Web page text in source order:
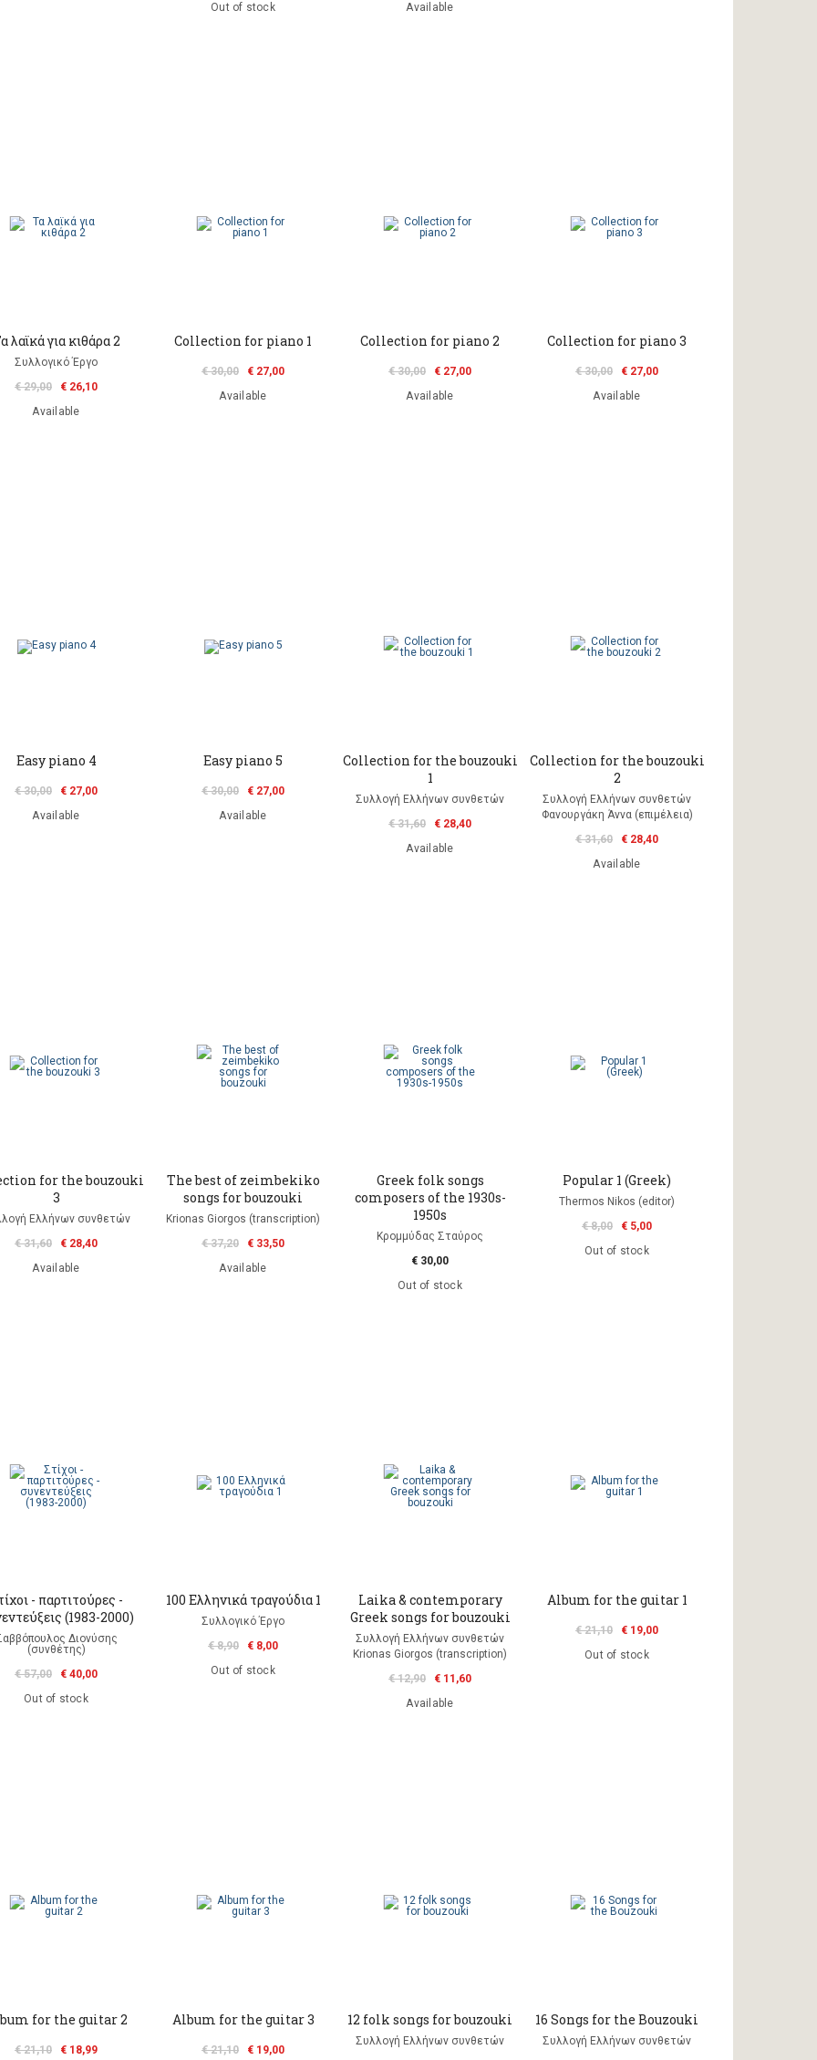
Out of stock
Available
λαϊκά για κιθάρα 2
Συλλογικό Έργο
€ 29,00
€ 26,10
Available
Collection for piano 1
€ 30,00
€ 27,00
Available
Collection for piano 2
€ 30,00
€ 27,00
Available
Collection for piano 3
€ 30,00
€ 27,00
Available
Easy piano 4
€ 30,00
€ 27,00
Available
Easy piano 5
€ 30,00
€ 27,00
Available
Collection for the bouzouki
1
Συλλογή Ελλήνων συνθετών
€ 31,60
€ 28,40
Available
Collection for the bouzouki
2
Συλλογή Ελλήνων συνθετών
Φανουργάκη Άννα (επιμέλεια)
€ 31,60
€ 28,40
Available
for the bouzouki
3
Ελλήνων συνθετών
€ 31,60
€ 28,40
Available
The best of zeimbekiko
songs for bouzouki
Krionas Giorgos (transcription)
€ 37,20
€ 33,50
Available
Greek folk songs
composers of the 1930s-
1950s
Κρομμύδας Σταύρος
€ 30,00
Out of stock
Popular 1 (Greek)
Thermos Nikos (editor)
€ 8,00
€ 5,00
Out of stock
- παρτιτούρες -
(1983-2000)
Διονύσης
(συνθέτης)
€ 57,00
€ 40,00
Out of stock
100 Ελληνικά τραγούδια 1
Συλλογικό Έργο
€ 8,90
€ 8,00
Out of stock
Laika & contemporary
Greek songs for bouzouki
Συλλογή Ελλήνων συνθετών
Krionas Giorgos (transcription)
€ 12,90
€ 11,60
Available
Album for the guitar 1
€ 21,10
€ 19,00
Out of stock
for the guitar 2
€ 21,10 € 18,99
Album for the guitar 3
€ 21,10 € 19,00
12 folk songs for bouzouki
Συλλογή Ελλήνων συνθετών
16 Songs for the Bouzouki
Συλλογή Ελλήνων συνθετών